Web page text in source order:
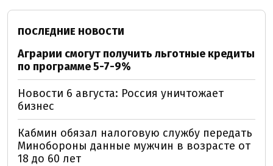
ПОСЛЕДНИЕ НОВОСТИ
Аграрии смогут получить льготные кредиты
по программе 5-7-9%
Новости 6 августа: Россия уничтожает
бизнес
Кабмин обязал налоговую службу передать
Минобороны данные мужчин в возрасте от
18 до 60 лет